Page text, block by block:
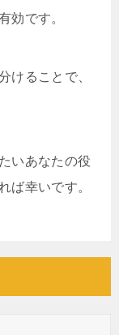
効です。
けることで、
いあなたの役
ば幸いです。